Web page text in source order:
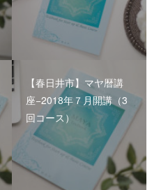
【春日井市】マヤ暦講
座−2018年７月開講（3
回コース）